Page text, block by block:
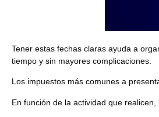
Tener estas fechas claras ayuda a
tiempo y sin mayores complicaciones.
Los impuestos más comunes a
En función de la actividad que